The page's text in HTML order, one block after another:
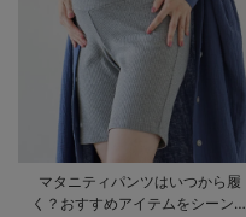
マタニティパンツはいつから履
く？おすすめアイテムをシーン別